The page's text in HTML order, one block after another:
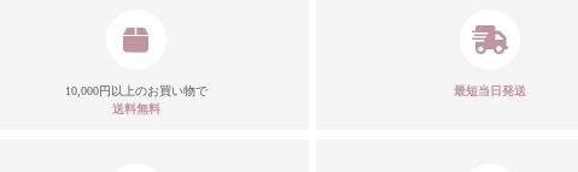
10,000円以上のお買い物で
送料無料
最短当日発送